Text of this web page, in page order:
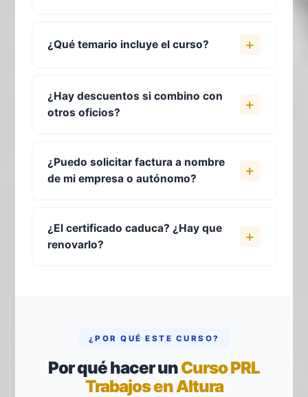
¿Qué temario incluye el curso?
¿Hay descuentos si combino con
otros oficios?
¿Puedo solicitar factura a nombre
de mi empresa o autónomo?
¿El certificado caduca? ¿Hay que
renovarlo?
¿POR QUÉ ESTE CURSO?
Por qué hacer unCurso PRL
Trabajos en Altura